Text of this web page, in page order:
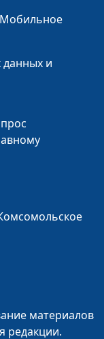
Мобильное
данных и
материалов
редакции.